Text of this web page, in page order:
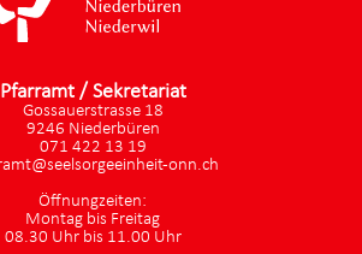
Pfarramt / Sekretariat
Gossauerstrasse 18
9246 Niederbüren
071 422 13 19
onn.ch
Öffnungzeiten:
Montag bis Freitag
08.30 Uhr bis 11.00 Uhr